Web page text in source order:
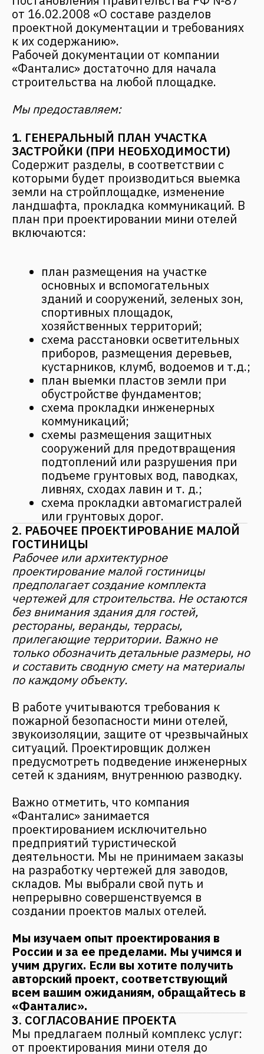
схема расстановки осветительных
приборов, размещения деревьев,
кустарников, клумб, водоемов и т.д.;
план выемки пластов земли при
обустройстве фундаментов;
схема прокладки инженерных
коммуникаций;
схемы размещения защитных
подтоплений или разрушения при
ливнях, сходах лавин и т. д.;
схема прокладки автомагистралей
или грунтовых дорог.
2. РАБОЧЕЕ ПРОЕКТИРОВАНИЕ МАЛОЙ
ГОСТИНИЦЫ
Рабочее или архитектурное
проектирование малой гостиницы
предполагает создание комплекта
чертежей для строительства. Не остаются
без внимания здания для гостей,
и составить сводную смету на материалы
по каждому объекту.
В работе учитываются требования к
пожарной безопасности мини отелей,
звукоизоляции, защите от чрезвычайных
ситуаций. Проектировщик должен
предусмотреть подведение инженерных
сетей к зданиям, внутреннюю разводку.
Важно отметить, что компания
«Фанталис» занимается
проектированием исключительно
предприятий туристической
деятельности. Мы не принимаем заказы
на разработку чертежей для заводов,
складов. Мы выбрали свой путь и
непрерывно совершенствуемся в
создании проектов малых отелей.
Мы изучаем опыт проектирования в
России и за ее пределами. Мы учимся и
учим других. Если вы хотите получить
авторский проект, соответствующий
всем вашим ожиданиям, обращайтесь в
«Фанталис».
3. СОГЛАСОВАНИЕ ПРОЕКТА
Мы предлагаем полный комплекс услуг:
от проектирования мини отеля до
согласования в государственных
регулирующих инстанциях. По
результату,
Вы получаете документы,
подтверждающие право на ведение
строительства.
Мы успешно работаем в сфере
проектирования малых отелей и
выработали собственные принципы,
получившие название «5Е».
Economy
Мы всегда думаем об экономике!
Всё, что мы проектируем, должно быть
целесообразно с точки зрения
инвестиций. Мы не растрачиваем
средства наших клиентов на ненужную и
При этом мы не забываем про эстетику и
эргономику пространства, поэтому Ваш
объект будет одинаково красиво
выглядеть как на Вашей сайте, в
буклетах, на booking.com, так и в
действительности!
Ecology
Экологичность – наше всё!
Там где это возможно и экономически
целесообразно мы закладываем в проект
ПРЕИМУЩЕСТВА
ПРОЕКТИРОВАНИЯ
МАЛЫХ ГОСТИНИЦ
КОМАНДОЙ
«ФАНТАЛИС»